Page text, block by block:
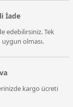
İade
edebilirsiniz. Tek
uygun olması.
kargo ücreti